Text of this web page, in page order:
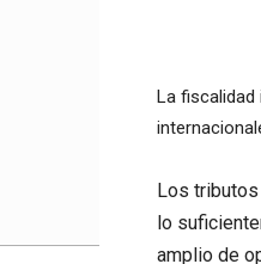
La fiscalidad
Los
lo
amplio de